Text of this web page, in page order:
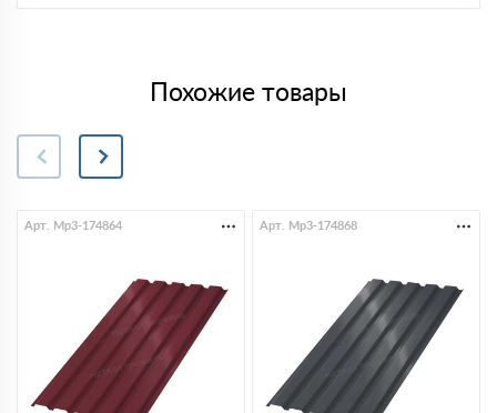
Похожие товары
Арт. Mp3-174864 Арт. Mp3-174868